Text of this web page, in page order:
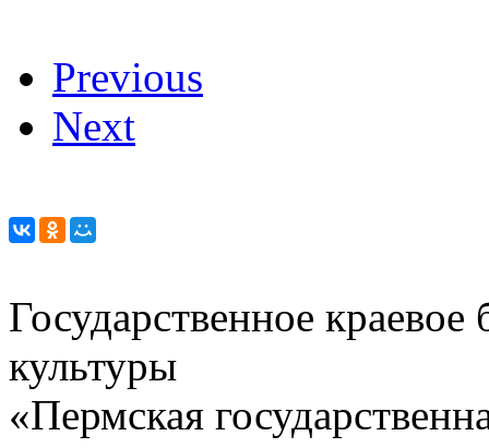
Previous
Next
Государственное
культуры
«Пермская